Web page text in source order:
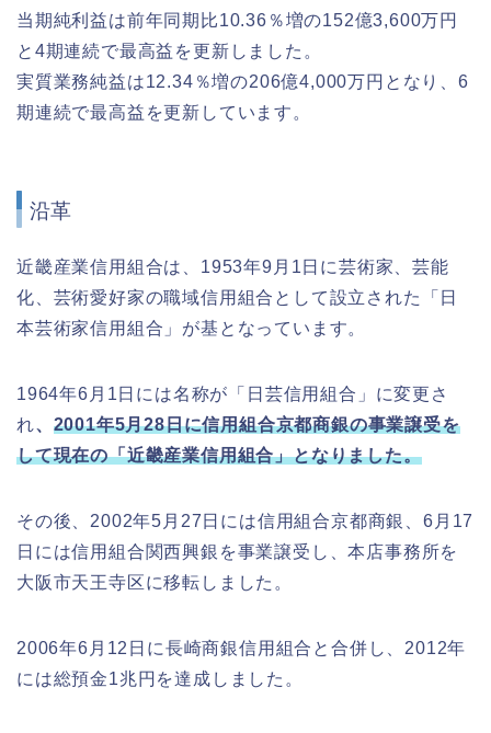
当期純利益は前年同期比10.36％増の152億3,600万円
と4期連続で最高益を更新しました。
実質業務純益は12.34％増の206億4,000万円となり、6
期連続で最高益を更新しています。
沿革
近畿産業信用組合は、1953年9月1日に芸術家、芸能
化、芸術愛好家の職域信用組合として設立された「日
本芸術家信用組合」が基となっています。
1964年6月1日には名称が「日芸信用組合」に変更さ
れ、 2001年5月28日に信用組合京都商銀の事業譲受を
して現在の「近畿産業信用組合」となりました。
その後、2002年5月27日には信用組合京都商銀、6月17
日には信用組合関西興銀を事業譲受し、本店事務所を
大阪市天王寺区に移転しました。
2006年6月12日に長崎商銀信用組合と合併し、2012年
には総預金1兆円を達成しました。